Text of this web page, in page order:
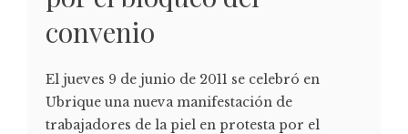
convenio
El jueves 9 de junio de 2011 se celebró en
Ubrique una nueva manifestación de
trabajadores de la piel en protesta por el